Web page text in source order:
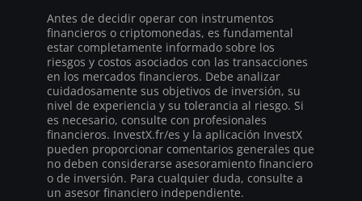
Antes de decidir operar con instrumentos
financieros o criptomonedas, es fundamental
estar completamente informado sobre los
riesgos y costos asociados con las transacciones
en los mercados financieros. Debe analizar
cuidadosamente sus objetivos de inversión, su
nivel de experiencia y su tolerancia al riesgo. Si
es necesario, consulte con profesionales
financieros. InvestX.fr/es y la aplicación InvestX
pueden proporcionar comentarios generales que
no deben considerarse asesoramiento financiero
o de inversión. Para cualquier duda, consulte a
un asesor financiero independiente.